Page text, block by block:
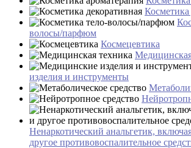
Косметика
волосы/парфюм
Космецевтика
изделия и инструменты
Ненаркотический анальгетик,
другое противовоспалительное